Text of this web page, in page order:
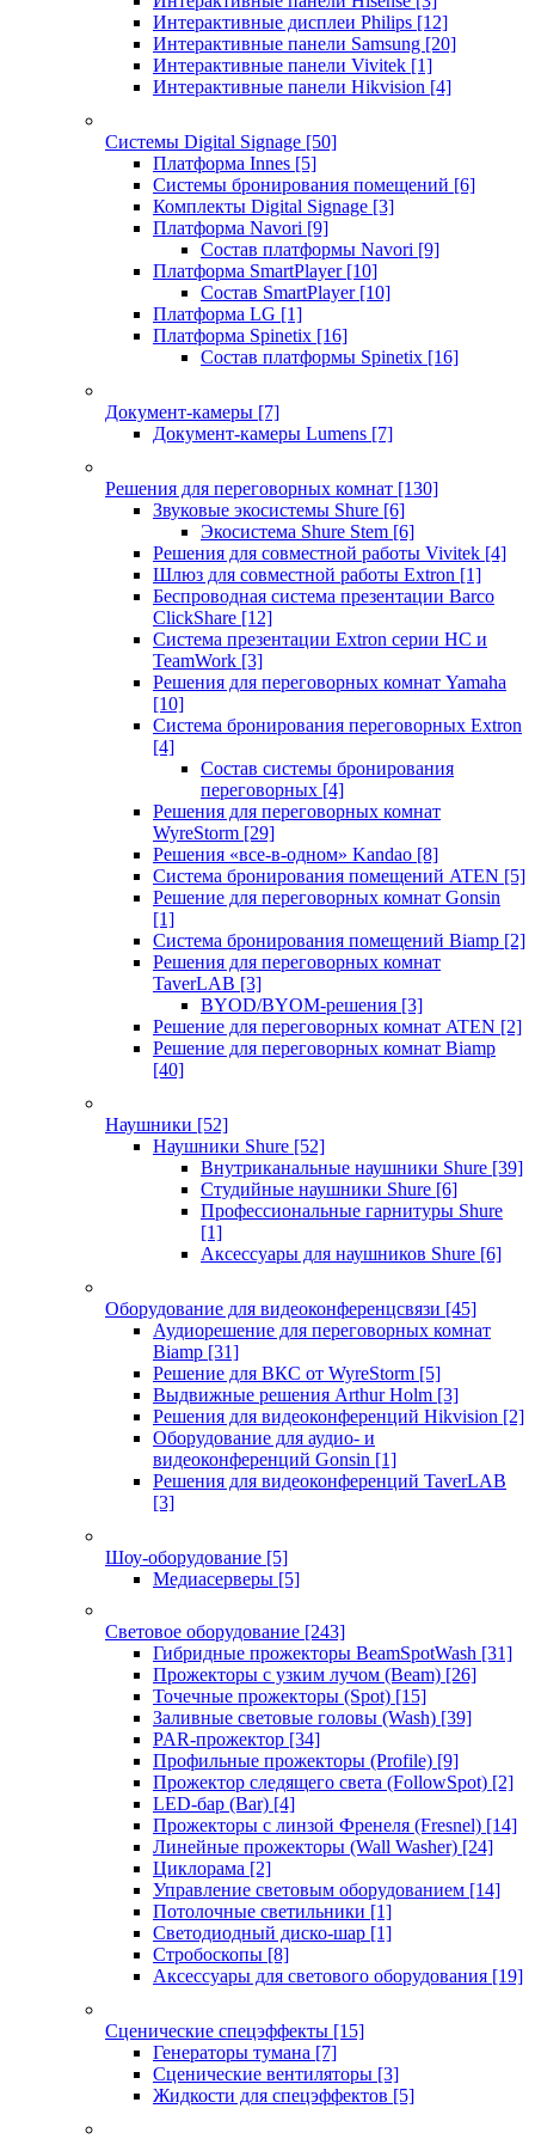
Интерактивные дисплеи Philips [12]
Интерактивные панели Samsung [20]
Интерактивные панели Vivitek [1]
Интерактивные панели Hikvision [4]
Системы Digital Signage [50]
Платформа Innes [5]
Системы бронирования помещений [6]
Комплекты Digital Signage [3]
Платформа Navori [9]
Состав платформы Navori [9]
Платформа SmartPlayer [10]
Состав SmartPlayer [10]
Платформа LG [1]
Платформа Spinetix [16]
Состав платформы Spinetix [16]
Документ-камеры [7]
Документ-камеры Lumens [7]
Решения для переговорных комнат [130]
Звуковые экосистемы Shure [6]
Экосистема Shure Stem [6]
Решения для совместной работы Vivitek [4]
Шлюз для совместной работы Extron [1]
Беспроводная система презентации Barco
ClickShare [12]
Система презентации Extron серии HC и
TeamWork [3]
Решения для переговорных комнат Yamaha
[10]
Система бронирования переговорных Extron
[4]
Состав системы бронирования
переговорных [4]
Решения для переговорных комнат
WyreStorm [29]
Решения «все-в-одном» Kandao [8]
Система бронирования помещений ATEN [5]
Решение для переговорных комнат Gonsin
[1]
Система бронирования помещений Biamp [2]
Решения для переговорных комнат
TaverLAB [3]
BYOD/BYOM-решения [3]
Решение для переговорных комнат ATEN [2]
Решение для переговорных комнат Biamp
[40]
Наушники [52]
Наушники Shure [52]
Внутриканальные наушники Shure [39]
Студийные наушники Shure [6]
Профессиональные гарнитуры Shure
[1]
Аксессуары для наушников Shure [6]
Оборудование для видеоконференцсвязи [45]
Аудиорешение для переговорных комнат
Biamp [31]
Решение для ВКС от WyreStorm [5]
Выдвижные решения Arthur Holm [3]
Решения для видеоконференций Hikvision [2]
Оборудование для аудио- и
видеоконференций Gonsin [1]
Решения для видеоконференций TaverLAB
[3]
Шоу-оборудование [5]
Медиасерверы [5]
Световое оборудование [243]
Гибридные прожекторы BeamSpotWash [31]
Прожекторы с узким лучом (Beam) [26]
Точечные прожекторы (Spot) [15]
Заливные световые головы (Wash) [39]
PAR-прожектор [34]
Профильные прожекторы (Profile) [9]
Прожектор следящего света (FollowSpot) [2]
LED-бар (Bar) [4]
Прожекторы с линзой Френеля (Fresnel) [14]
Линейные прожекторы (Wall Washer) [24]
Циклорама [2]
Управление световым оборудованием [14]
Потолочные светильники [1]
Светодиодный диско-шар [1]
Стробоскопы [8]
Аксессуары для светового оборудования [19]
Сценические спецэффекты [15]
Генераторы тумана [7]
Сценические вентиляторы [3]
Жидкости для спецэффектов [5]